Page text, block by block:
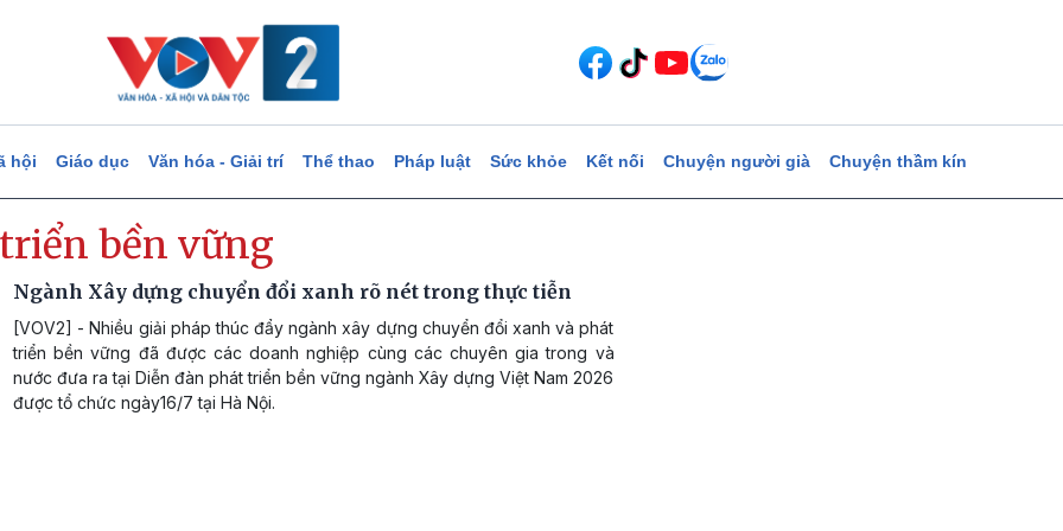
hội Giáo dục Văn hóa - Giải trí Thể thao Pháp luật Sức khỏe Kết nối Chuyện người già Chuyện thầm kín
bền vững
Ngành Xây dựng chuyển đổi xanh rõ nét trong thực tiễn
[VOV2] - Nhiều giải pháp thúc đẩy ngành xây dựng chuyển đổi xanh và phát
triển bền vững đã được các doanh nghiệp cùng các chuyên gia trong và
nước đưa ra tại Diễn đàn phát triển bền vững ngành Xây dựng Việt Nam 2026
được tổ chức ngày16/7 tại Hà Nội.